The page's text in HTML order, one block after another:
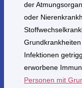
der
oder
Infektionen
erworbene
Personen mit